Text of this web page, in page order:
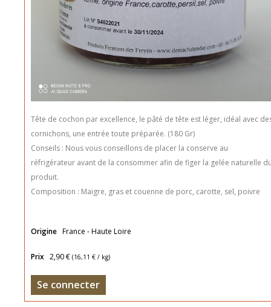
Tête de cochon par excellence, le pâté de tête est léger, idéal avec
cornichons, une entrée toute préparée. (180 Gr)
Conseils : Nous vous conseillons de placer la conserve au
réfrigérateur avant de la consommer afin de figer la gelée naturelle
produit.
Composition : Maigre, gras et couenne de porc, carotte, sel, poivre
Origine France - Haute Loire
Prix 2,90 € (16,11 € / kg)
Se connecter